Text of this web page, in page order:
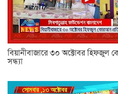
বিয়ানীবাজারে ৩০ অক্টোবর হিফজুল
সন্ধ্যা